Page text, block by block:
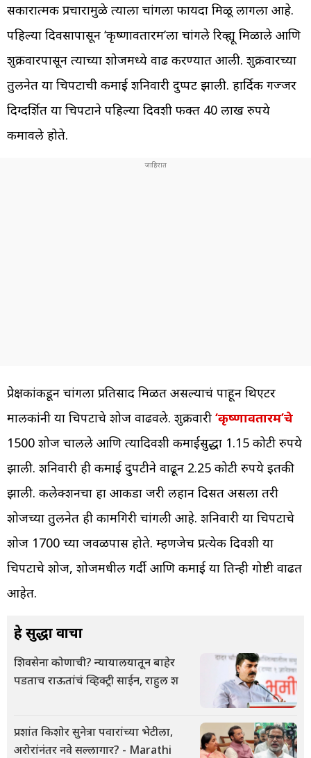
सकारात्मक प्रचारामुळे त्याला चांगला फायदा मिळू लागला आहे.
पहिल्या दिवसापासून ‘कृष्णावतारम’ला चांगले रिव्ह्यू मिळाले आणि
शुक्रवारपासून त्याच्या शोजमध्ये वाढ करण्यात आली. शुक्रवारच्या
तुलनेत या चित्रपटाची कमाई शनिवारी दुप्पट झाली. हार्दिक गज्जर
दिग्दर्शित या चित्रपटाने पहिल्या दिवशी फक्त 40 लाख रुपये
कमावले होते.
प्रेक्षकांकडून चांगला प्रतिसाद मिळत असल्याचं पाहून थिएटर
मालकांनी या चित्रपटाचे शोज वाढवले. शुक्रवारी ‘कृष्णावतारम’चे
1500 शोज चालले आणि त्यादिवशी कमाईसुद्धा 1.15 कोटी रुपये
झाली. शनिवारी ही कमाई दुपटीने वाढून 2.25 कोटी रुपये इतकी
झाली. कलेक्शनचा हा आकडा जरी लहान दिसत असला तरी
शोजच्या तुलनेत ही कामगिरी चांगली आहे. शनिवारी या चित्रपटाचे
शोज 1700 च्या जवळपास होते. म्हणजेच प्रत्येक दिवशी या
चित्रपटाचे शोज, शोजमधील गर्दी आणि कमाई या तिन्ही गोष्टी वाढत
आहेत.
हे सुद्धा वाचा
शिवसेना कोणाची? न्यायालयातून बाहेर
पडताच राऊतांचं व्हिक्ट्री साईन, राहुल श
प्रशांत किशोर सुनेत्रा पवारांच्या भेटीला,
अरोरांनंतर नवे सल्लागार? - Marathi